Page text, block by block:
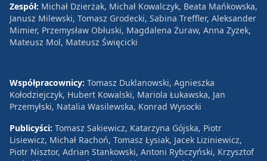
Zespół: Michał Dzierżak, Michał Kowalczyk, Beata Mańkowska,
Janusz Milewski, Tomasz Grodecki, Sabina Treffler, Aleksander
Mimier, Przemysław Obłuski, Magdalena Żuraw, Anna Zyzek,
Mateusz Mol, Mateusz Święcicki
Współpracownicy: Tomasz Duklanowski, Agnieszka
Kołodziejczyk, Hubert Kowalski, Mariola Łukawska, Jan
Przemyłski, Natalia Wasilewska, Konrad Wysocki
Publicyści: Tomasz Sakiewicz, Katarzyna Gójska, Piotr
Lisiewicz, Michał Rachoń, Tomasz Łysiak, Jacek Liziniewicz,
Piotr Nisztor, Adrian Stankowski, Antoni Rybczyński, Krzysztof